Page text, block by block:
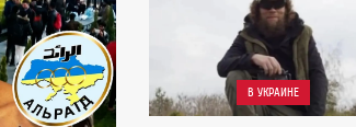
В УКРАИНЕ
11:27
ПЯТНИЦА